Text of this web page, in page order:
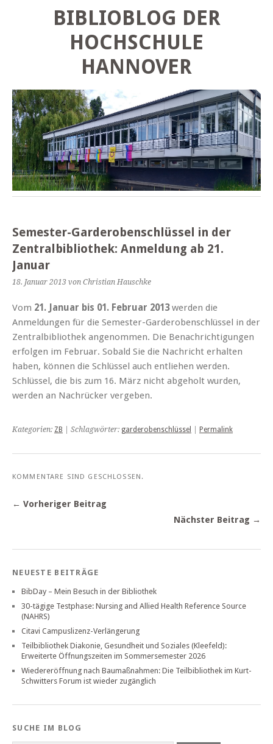
BIBLIOBLOG DER
HOCHSCHULE
HANNOVER
Semester-Garderobenschlüssel in der
Zentralbibliothek: Anmeldung ab 21.
Januar
18. Januar 2013 von Christian Hauschke
Vom 21. Januar bis 01. Februar 2013werden die
Anmeldungen für die Semester-Garderobenschlüssel in der
Zentralbibliothek angenommen. Die Benachrichtigungen
erfolgen im Februar. Sobald Sie die Nachricht erhalten
haben, können die Schlüssel auch entliehen werden.
Schlüssel, die bis zum 16. März nicht abgeholt wurden,
werden an Nachrücker vergeben.
Kategorien: ZB | Schlagwörter: garderobenschlüssel Permalink
KOMMENTARE SIND GESCHLOSSEN.
← Vorheriger Beitrag
Nächster Beitrag →
NEUESTE BEITRÄGE
BibDay – Mein Besuch in der Bibliothek
30-tägige Testphase: Nursing and Allied Health Reference Source
(NAHRS)
Citavi Campuslizenz-Verlängerung
Teilbibliothek Diakonie, Gesundheit und Soziales (Kleefeld):
Erweiterte Öffnungszeiten im Sommersemester 2026
Wiedereröffnung nach Baumaßnahmen: Die Teilbibliothek im Kurt-
Schwitters Forum ist wieder zugänglich
SUCHE IM BLOG